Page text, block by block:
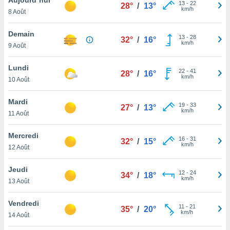
et
»,
au
vous
qu'ils
ou
le
ainsi
un
la
du
8 Août
28° / 13° 13- 22
km/h
Demain
9 Août
32° / 16° 13- 28
km/h
Lundi
10 Août
28° / 16° 22- 41
km/h
Mardi
11 Août
27° / 13° 19- 33
km/h
Mercredi
12 Août
32° / 15° 16- 31
km/h
Jeudi
13 Août
34° / 18° 12- 24
km/h
Vendredi
14 Août
35° / 20° 11 - 21
km/h